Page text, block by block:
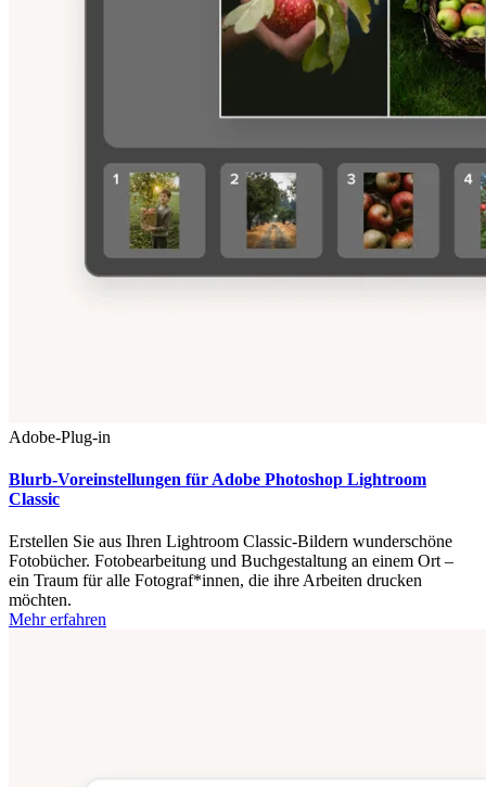
Adobe-Plug-in
Blurb-Voreinstellungen für Adobe Photoshop Lightroom
Classic
Erstellen Sie aus Ihren Lightroom Classic-Bildern wunderschöne
Fotobücher. Fotobearbeitung und Buchgestaltung an einem Ort –
ein Traum für alle Fotograf*innen, die ihre Arbeiten drucken
möchten.
Mehr erfahren